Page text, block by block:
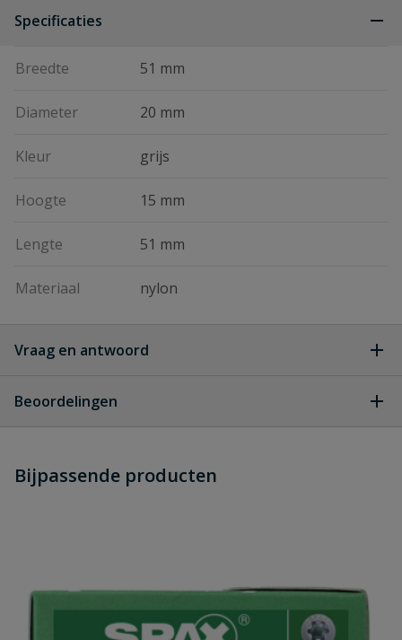
Specificaties
Breedte 51 mm
Diameter 20 mm
Kleur grijs
Hoogte 15 mm
Lengte 51 mm
Materiaal nylon
Vraag en antwoord
dit product?
Beoordelingen
Schrijf zelf een beoordeling
Bijpassende producten